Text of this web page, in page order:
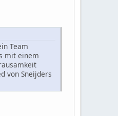
Team
mit einem
von Sneijders